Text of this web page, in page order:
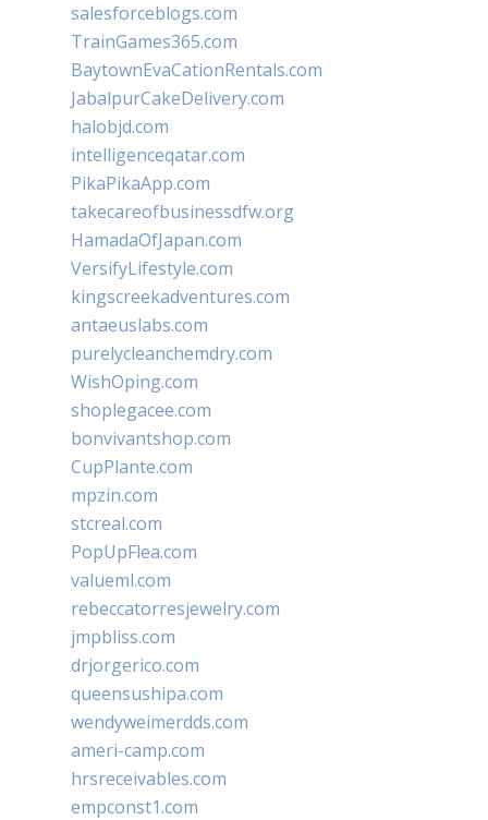
salesforceblogs.com
TrainGames365.com
BaytownEvaCationRentals.com
JabalpurCakeDelivery.com
halobjd.com
intelligenceqatar.com
PikaPikaApp.com
takecareofbusinessdfw.org
HamadaOfJapan.com
VersifyLifestyle.com
kingscreekadventures.com
antaeuslabs.com
purelycleanchemdry.com
WishOping.com
shoplegacee.com
bonvivantshop.com
CupPlante.com
mpzin.com
stcreal.com
PopUpFlea.com
valueml.com
rebeccatorresjewelry.com
jmpbliss.com
drjorgerico.com
queensushipa.com
wendyweimerdds.com
ameri-camp.com
hrsreceivables.com
empconst1.com